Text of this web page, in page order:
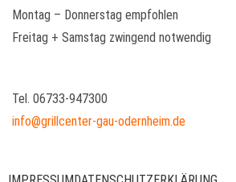
Montag – Donnerstag empfohlen
Freitag + Samstag zwingend notwendig
Tel. 06733-947300
info@grillcenter-gau-odernheim.de